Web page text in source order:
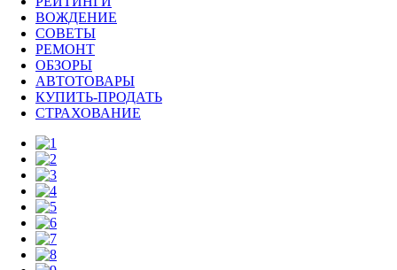
ВОЖДЕНИЕ
СОВЕТЫ
РЕМОНТ
ОБЗОРЫ
АВТОТОВАРЫ
КУПИТЬ-ПРОДАТЬ
СТРАХОВАНИЕ